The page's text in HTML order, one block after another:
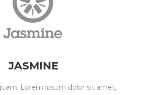
JASMINE
Lorem ipsum dolor sit amet,